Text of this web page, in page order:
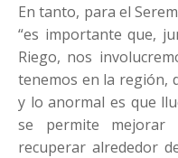
En tanto, para el
“es importante que,
Riego, nos
tenemos en la región,
y lo anormal es que
se permite
recuperar alrededor